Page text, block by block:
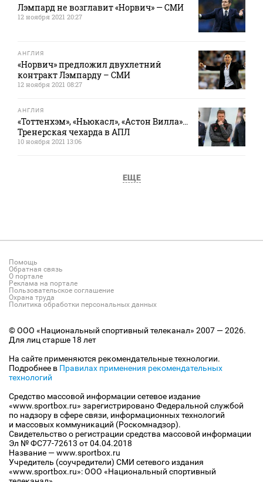
Лэмпард не возглавит «Норвич» — СМИ
12 ноября 2021 20:27
АНГЛИЯ
«Норвич» предложил двухлетний
контракт Лэмпарду – СМИ
12 ноября 2021 08:27
АНГЛИЯ
«Тоттенхэм», «Ньюкасл», «Астон Вилла»...
Тренерская чехарда в АПЛ
10 ноября 2021 13:06
ЕЩЕ
Помощь
Обратная связь
О портале
Реклама на портале
Пользовательское соглашение
Охрана труда
Политика обработки персональных данных
© ООО «Национальный спортивный телеканал» 2007 — 2026.
Для лиц старше 18 лет
На сайте применяются рекомендательные технологии.
Подробнее в Правилах применения рекомендательных
технологий
Средство массовой информации сетевое издание
«www.sportbox.ru» зарегистрировано Федеральной службой
по надзору в сфере связи, информационных технологий
и массовых коммуникаций (Роскомнадзор).
Свидетельство о регистрации средства массовой информации
Эл № ФС77-72613 от 04.04.2018
Название — www.sportbox.ru
Учредитель (соучредители) СМИ сетевого издания
«www.sportbox.ru»: ООО «Национальный спортивный